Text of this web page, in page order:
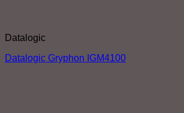
Datalogic
Datalogic Gryphon IGM4100